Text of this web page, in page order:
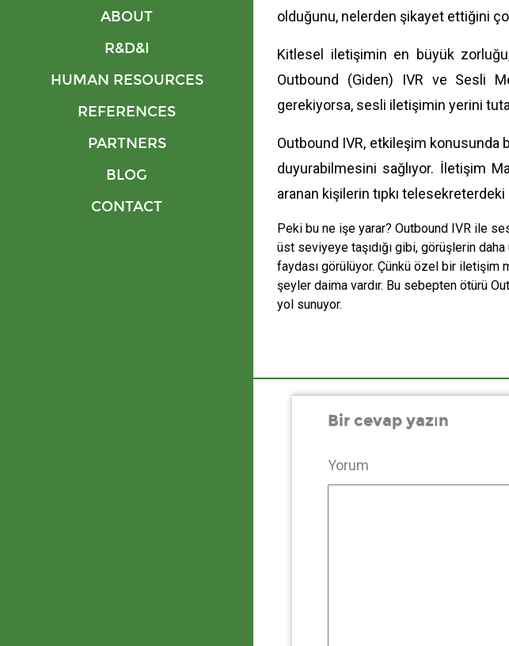
ABOUT
R&D&I
HUMAN RESOURCES
REFERENCES
PARTNERS
BLOG
CONTACT
olduğunu, nelerden şikayet ettiğini
Kitlesel iletişimin en büyük
Outbound (Giden) IVR ve Sesli
gerekiyorsa, sesli iletişimin yerini
Outbound IVR, etkileşim konusunda
duyurabilmesini sağlıyor. İletişim
aranan kişilerin tıpkı
Peki bu ne işe yarar? Outbound IVR ile
üst seviyeye taşıdığı gibi, görüşlerin
faydası görülüyor. Çünkü özel bir iletişim
şeyler daima vardır. Bu sebepten ötürü
yol sunuyor.
Bir cevap yazın
Yorum